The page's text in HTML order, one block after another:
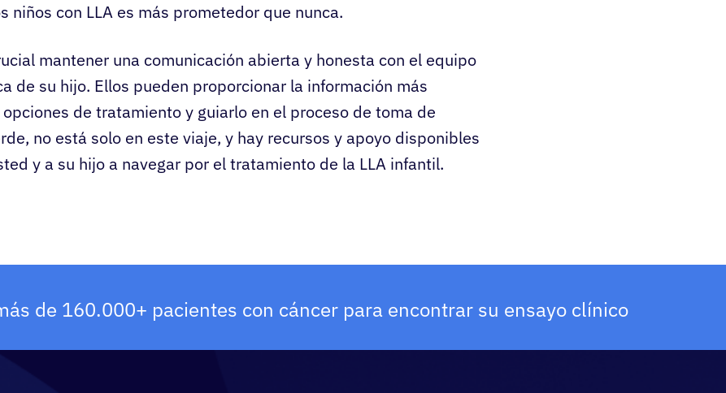
niños con LLA es más prometedor que nunca.
mantener una comunicación abierta y honesta con el equipo
de su hijo. Ellos pueden proporcionar la información más
de tratamiento y guiarlo en el proceso de toma de
no está solo en este viaje, y hay recursos y apoyo disponibles
y a su hijo a navegar por el tratamiento de la LLA infantil.
de 160.000+ pacientes con cáncer para encontrar su ensayo clínico